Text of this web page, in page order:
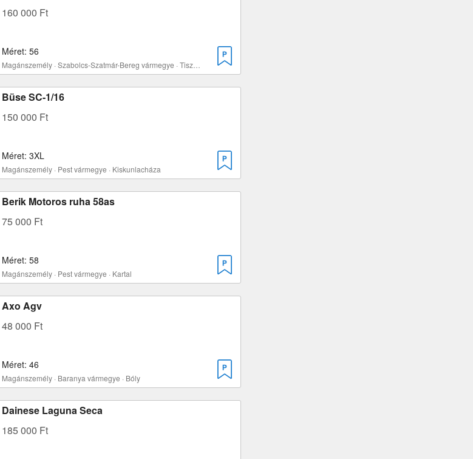
160 000 Ft
Méret: 56
Büse SC-1/16
150 000 Ft
Méret: 3XL
Magánszemély · Pest vármegye · Kiskunlacháza
Berik Motoros ruha 58as
75 000 Ft
Méret: 58
Magánszemély · Pest vármegye · Kartal
Axo Agv
48 000 Ft
Méret: 46
Magánszemély · Baranya vármegye · Bóly
Dainese Laguna Seca
185 000 Ft